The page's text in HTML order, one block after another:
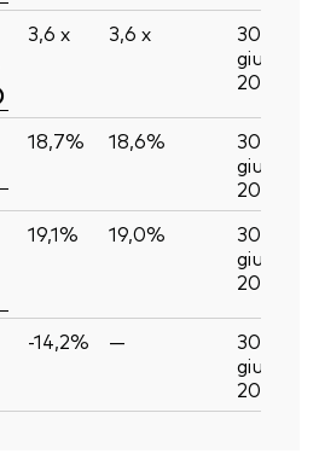
3,6 x 3,6 x
30
giu
2026
18,7% 18,6%
30
giu
2026
19,1% 19,0%
30
giu
2026
-14,2% —
30
giu
2026